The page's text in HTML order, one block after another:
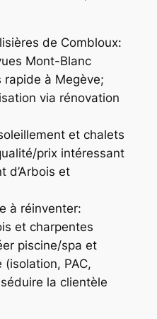
de Combloux:
Mont-Blanc
à Megève;
via rénovation
et chalets
prix intéressant
d’Arbois et
à réinventer:
et charpentes
piscine/spa et
(isolation, PAC,
la clientèle